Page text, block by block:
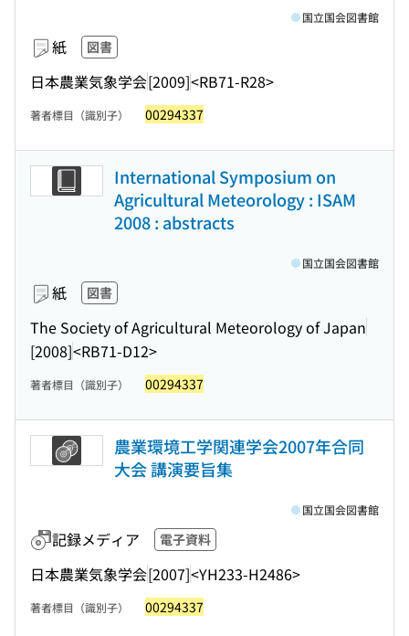
紙 図書
日本農業気象学会[2009]<RB71-R28>
国立国会図書館
著者標目（識別子） 00294337
International Symposium on
Agricultural Meteorology : ISAM
2008 : abstracts
紙 図書
The Society of Agricultural Meteorology of Japan
[2008]<RB71-D12>
国立国会図書館
著者標目（識別子） 00294337
農業環境工学関連学会2007年合同
大会 講演要旨集
記録メディア 電子資料
日本農業気象学会[2007]<YH233-H2486>
国立国会図書館
著者標目（識別子） 00294337